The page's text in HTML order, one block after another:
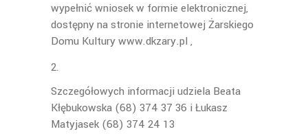
wypełnić wniosek w formie elektronicznej,
dostępny na stronie internetowej Żarskiego
Domu Kultury www.dkzary.pl ,
Szczegółowych informacji udziela Beata
Kłębukowska (68) 374 37 36 i Łukasz
Matyjasek (68) 374 24 13